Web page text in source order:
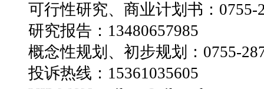
可行性研究、商业计划书：0755-
研究报告：13480657985
概念性规划、初步规划：0755-
投诉热线：15361035605